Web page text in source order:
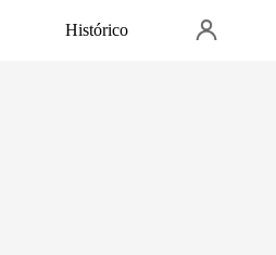
Histórico